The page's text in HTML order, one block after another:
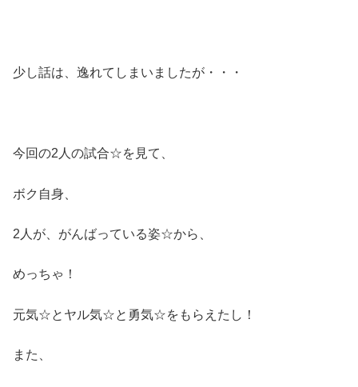
少し話は、逸れてしまいましたが・・・
今回の2人の試合☆を見て、
ボク自身、
2人が、がんばっている姿☆から、
めっちゃ！
元気☆とヤル気☆と勇気☆をもらえたし！
また、